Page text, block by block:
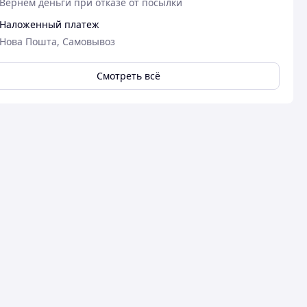
Наложенный платеж
Нова Пошта, Самовывоз
Смотреть всё